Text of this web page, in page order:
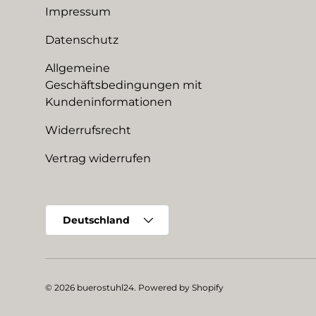
Impressum
Datenschutz
Allgemeine
Geschäftsbedingungen mit
Kundeninformationen
Widerrufsrecht
Vertrag widerrufen
Deutschland
© 2026 buerostuhl24. Powered by Shopify